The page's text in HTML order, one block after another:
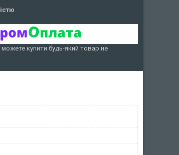
можете купити будь-який товар не